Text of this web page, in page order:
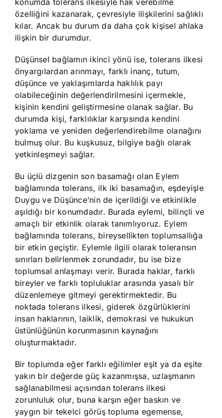
konumda tolerans ilkesiyle hak verebilme
özelliğini kazanarak, çevresiyle ilişkilerini sağlıklı
kılar. Ancak bu durum da daha çok kişisel ahlaka
ilişkin bir durumdur.
Düşünsel bağlamın ikinci yönü ise, tolerans ilkesi
önyargılardan arınmayı, farklı inanç, tutum,
düşünce ve yaklaşımlarda haklılık payı
olabileceğinin değerlendirilmesini içermekle,
kişinin kendini geliştirmesine olanak sağlar. Bu
durumda kişi, farklılıklar karşısında kendini
yoklama ve yeniden değerlendirebilme olanağını
bulmuş olur. Bu kuşkusuz, bilgiye bağlı olarak
yetkinleşmeyi sağlar.
Bu üçlü dizgenin son basamağı olan Eylem
bağlamında tolerans, ilk iki basamağın, eşdeyişle
Duygu ve Düşünce’nin de içerildiği ve etkinlikle
aşıldığı bir konumdadır. Burada eylemi, bilinçli ve
amaçlı bir etkinlik olarak tanımlıyoruz. Eylem
bağlamında tolerans, bireysellikten toplumsallığa
bir etkin geçiştir. Eylemle ilgili olarak toleransın
sınırları belirlenmek zorundadır, bu ise bize
toplumsal anlaşmayı verir. Burada haklar, farklı
bireyler ve farklı topluluklar arasında yasalı bir
düzenlemeye gitmeyi gerektirmektedir. Bu
noktada tolerans ilkesi, giderek özgürlüklerini
insan haklarının, laiklik, demokrasi ve hukukun
üstünlüğünün korunmasının kaynağını
oluşturmaktadır.
Bir toplumda eğer farklı eğilimler eşit ya da eşite
yakın bir değerde güç kazanmışsa, uzlaşmanın
sağlanabilmesi açısından tolerans ilkesi
zorunluluk olur, buna karşın eğer baskın ve
yaygın bir tekelci görüş topluma egemense,